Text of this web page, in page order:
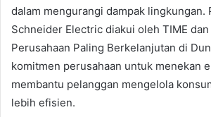
dalam mengurangi dampak lingkungan.
Schneider Electric diakui oleh TIME
Perusahaan Paling Berkelanjutan di
komitmen perusahaan untuk menekan
membantu pelanggan mengelola
lebih efisien.